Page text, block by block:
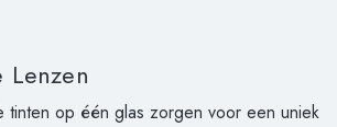
Lenzen
tinten op één glas zorgen voor een uniek